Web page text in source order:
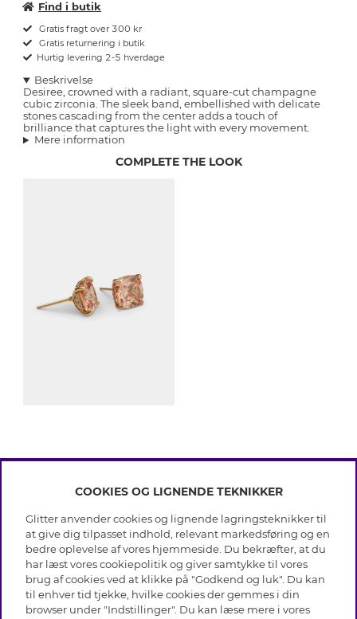
Find i butik
Gratis fragt over 300 kr
Gratis returnering i butik
Hurtig levering 2-5 hverdage
Beskrivelse
Desiree, crowned with a radiant, square-cut champagne
cubic zirconia. The sleek band, embellished with delicate
stones cascading from the center adds a touch of
brilliance that captures the light with every movement.
Mere information
COMPLETE THE LOOK
INFO
Betingelser
Databeskyttelsespolitik
Cookies
Medlemsbetingelser
Job hos Glitter
Tilbagekaldelse
OM GLITTER
Black Friday
Vores butikker
HJÆLP
Ofte stillede spørsmål
COOKIES OG LIGNENDE TEKNIKKER
Glitter anvender cookies og lignende lagringsteknikker til
at give dig tilpasset indhold, relevant markedsføring og en
bedre oplevelse af vores hjemmeside. Du bekræfter, at du
har læst vores cookiepolitik og giver samtykke til vores
brug af cookies ved at klikke på "Godkend og luk". Du kan
til enhver tid tjekke, hvilke cookies der gemmes i din
browser under "Indstillinger". Du kan læse mere i vores